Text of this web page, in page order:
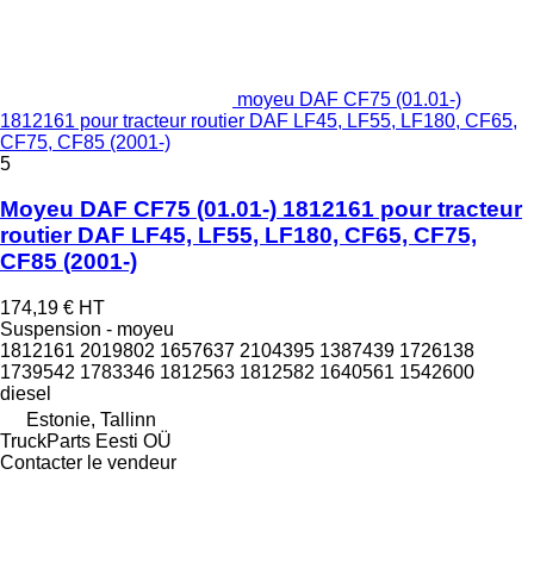
moyeu DAF CF75 (01.01-)
1812161 pour tracteur routier DAF LF45, LF55, LF180, CF65,
CF75, CF85 (2001-)
5
Moyeu DAF CF75 (01.01-) 1812161 pour tracteur
routier DAF LF45, LF55, LF180, CF65, CF75,
CF85 (2001-)
174,19 € HT
Suspension - moyeu
1812161 2019802 1657637 2104395 1387439 1726138
1739542 1783346 1812563 1812582 1640561 1542600
diesel
Estonie, Tallinn
TruckParts Eesti OÜ
Contacter le vendeur